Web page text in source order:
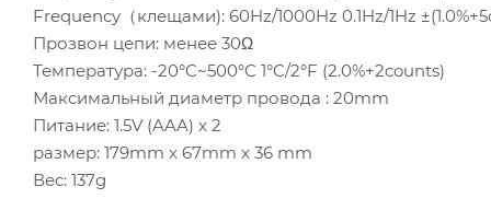
Frequency（клещами): 60Hz/1000Hz 0.1Hz/1Hz
Прозвон цепи: менее 30Ω
Температура: -20°C~500°C 1°C/2°F (2.0%+2counts)
Максимальный диаметр провода : 20mm
Питание: 1.5V (AAA) x 2
размер: 179mm x 67mm x 36 mm
Вес: 137g